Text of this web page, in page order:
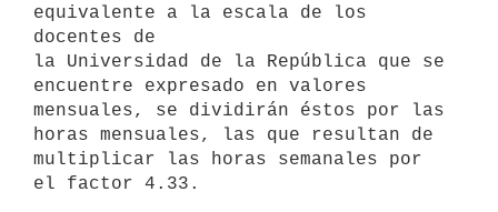
equivalente a la escala de los
docentes de
la Universidad de la República que se
encuentre expresado en valores
mensuales, se dividirán éstos por las
horas mensuales, las que resultan de
multiplicar las horas semanales por